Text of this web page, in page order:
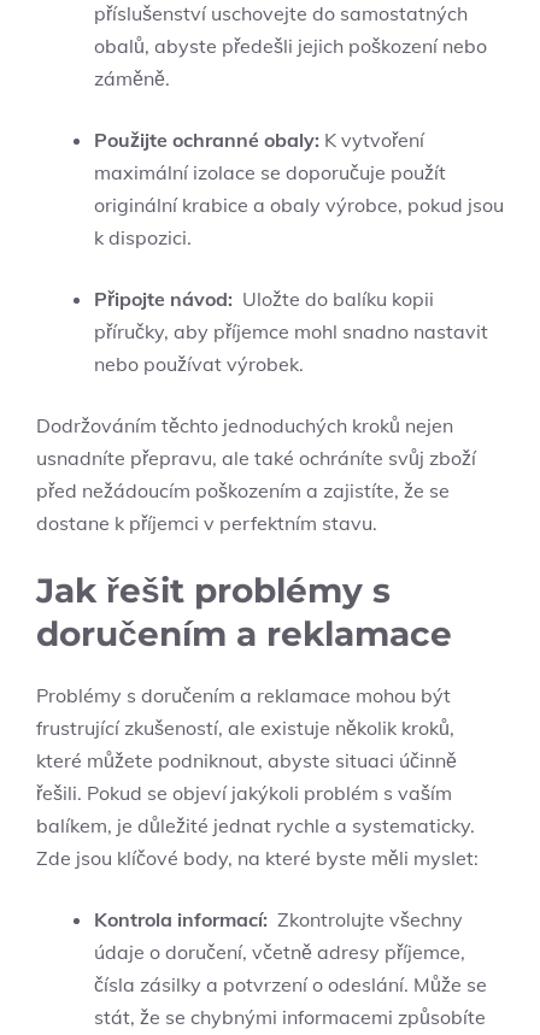
příslušenství⁣ uschovejte ‌do⁤ samostatných
obalů, abyste ⁢předešli ⁤jejich⁢ poškození nebo
záměně.
Použijte ochranné obaly: K vytvoření ​
maximální ‌izolace se ⁣doporučuje ‌použít
originální krabice a obaly ⁢výrobce, pokud jsou
k​ dispozici.
Připojte ⁤návod: ⁤ Uložte ‌do balíku kopii
příručky, aby​ příjemce mohl snadno nastavit
‍nebo používat ⁢výrobek.
Dodržováním ​těchto ⁤jednoduchých kroků nejen‌
usnadníte​ přepravu, ‌ale také ochráníte ⁢svůj zboží
před nežádoucím poškozením⁤ a ⁢zajistíte, že se
dostane k příjemci v perfektním stavu.
Jak ​řešit problémy​ s
doručením ‌a reklamace
Problémy s doručením a reklamace mohou být
frustrující⁤ zkušeností, ‌ale existuje několik kroků,
které můžete podniknout, abyste situaci účinně
řešili.‌ Pokud ‍se objeví ‌jakýkoli ‌problém s vaším
balíkem,⁤ je důležité ⁤jednat rychle a⁢ systematicky.
Zde jsou⁤ klíčové body, na ⁤které byste⁣ měli‌ myslet:
Kontrola ⁢informací: ⁢ Zkontrolujte všechny
údaje o doručení, včetně ⁣adresy příjemce,
čísla zásilky a potvrzení o odeslání. Může se
stát,‍ že se chybnými informacemi způsobíte